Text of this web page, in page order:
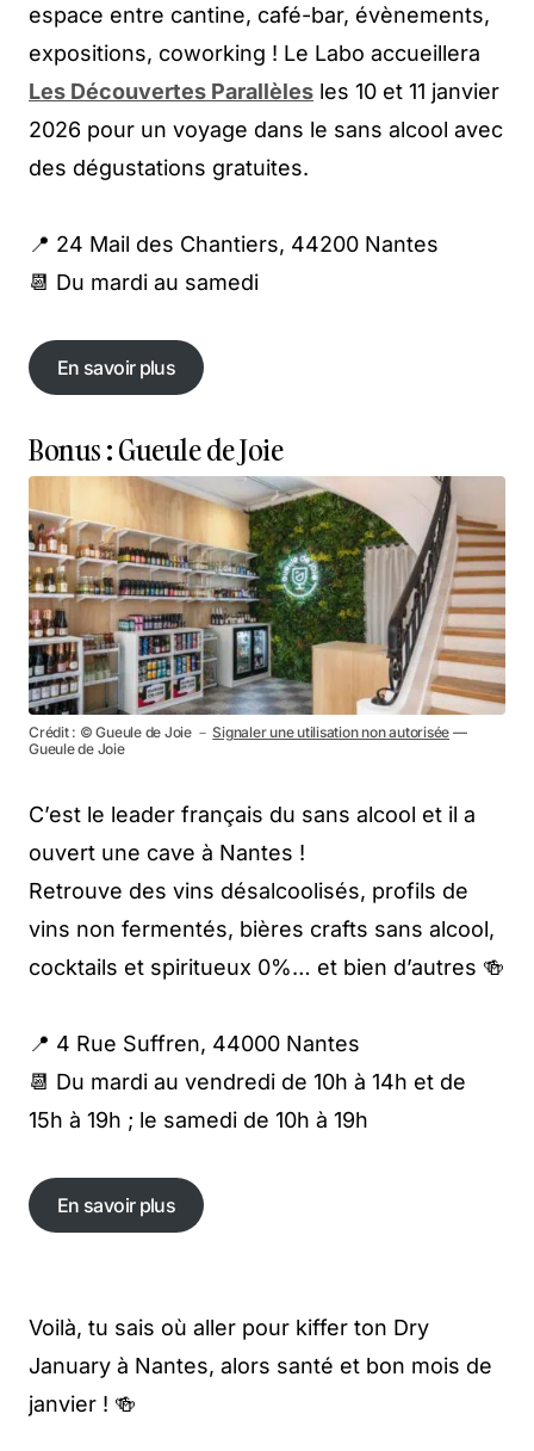
espace entre cantine, café-bar, évènements,
expositions, coworking ! Le Labo accueillera
Les Découvertes Parallèles les 10 et 11 janvier
2026 pour un voyage dans le sans alcool avec
des dégustations gratuites.
📍 24 Mail des Chantiers, 44200 Nantes
📆 Du mardi au samedi
En savoir plus
En savoir plus
Bonus : Gueule de Joie
Crédit : © Gueule de Joie －Signaler une utilisation non autorisée —
Gueule de Joie
C’est le leader français du sans alcool et il a
ouvert une cave à Nantes !
Retrouve des vins désalcoolisés, profils de
vins non fermentés, bières crafts sans alcool,
cocktails et spiritueux 0%… et bien d’autres 🍻
📍 4 Rue Suffren, 44000 Nantes
📆 Du mardi au vendredi de 10h à 14h et de
15h à 19h ; le samedi de 10h à 19h
En savoir plus
En savoir plus
Voilà, tu sais où aller pour kiffer ton Dry
January à Nantes, alors santé et bon mois de
janvier ! 🍻